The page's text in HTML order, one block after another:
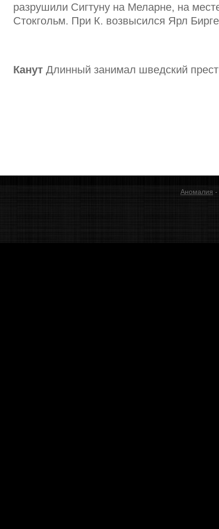
разрушили Сигтуну на Меларне, на
Стокгольм. При К. возвысился Ярл
Канут Длинный занимал шведский
Аномалия -